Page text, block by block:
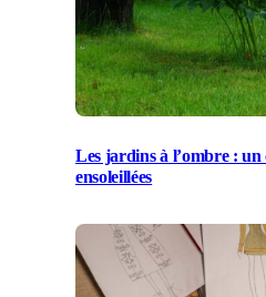
Les jardins à l’ombre : un
ensoleillées